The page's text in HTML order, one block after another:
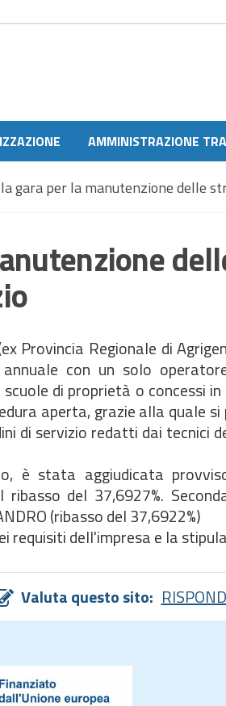
AMMINISTRAZIONE
gara per la manutenzione delle
Provincia Regionale di
con un solo
di proprietà o concessi
aperta, grazie alla quale
di servizio redatti dai tecnici
è stata aggiudicata
del 37,6927%.
(ribasso del 37,6922%)
requisiti dell'impresa e la
Valuta questo sito: